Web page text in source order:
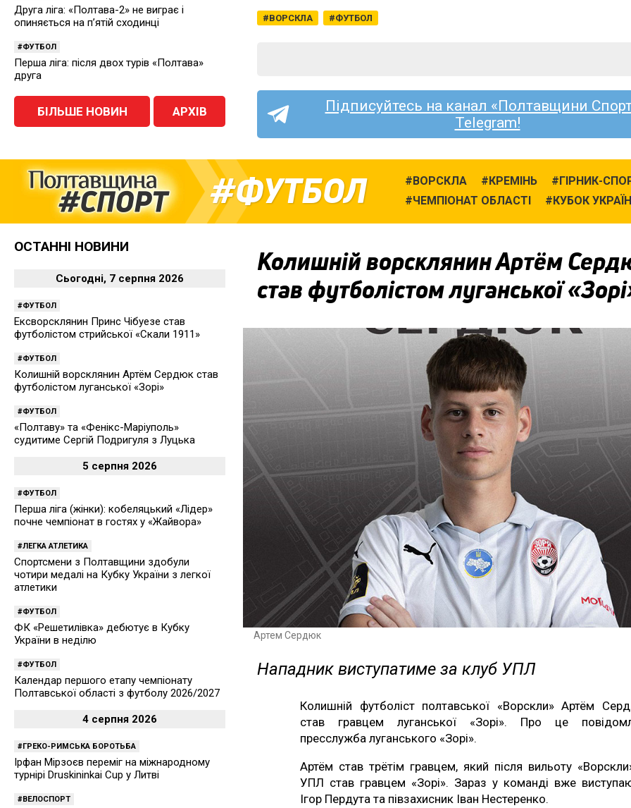
ВОРСКЛА ФУТБОЛ
Підписуйтесь на канал «Полтавщини
Telegram!
Друга ліга: «Полтава-2» не виграє і
опиняється на п’ятій сходинці
ФУТБОЛ
Перша ліга: після двох турів «Полтава»
друга
БІЛЬШЕ НОВИН АРХІВ
ФУТБОЛ ВОРСКЛА КРЕМІНЬ
ГІРНИК-
ЧЕМПІОНАТ ОБЛАСТІ
КУБОК
Колишній ворсклянин Артём
став футболістом луганської
Артем Сердюк
Нападник виступатиме за клуб УПЛ
Колишній футболіст полтавської «Ворскли» Артём
став гравцем луганської «Зорі». Про це
пресслужба луганського «Зорі».
Артём став трётім гравцем, який після вильоту
УПЛ став гравцем «Зорі». Зараз у команді вже
Ігор Пердута та півзахисник Іван Нестеренко.
ОСТАННІ НОВИНИ
Сьогодні, 7 серпня 2026
ФУТБОЛ
Ексворсклянин Принс Чібуезе став
футболістом стрийської «Скали 1911»
ФУТБОЛ
Колишній ворсклянин Артём Сердюк став
футболістом луганської «Зорі»
ФУТБОЛ
«Полтаву» та «Фенікс-Маріуполь»
судитиме Сергій Подригуля з Луцька
5 серпня 2026
ФУТБОЛ
Перша ліга (жінки): кобеляцький «Лідер»
почне чемпіонат в гостях у «Жайвора»
ЛЕГКА АТЛЕТИКА
Спортсмени з Полтавщини здобули
чотири медалі на Кубку України з легкої
атлетики
ФУТБОЛ
ФК «Решетилівка» дебютує в Кубку
України в неділю
ФУТБОЛ
Календар першого етапу чемпіонату
Полтавської області з футболу 2026/2027
4 серпня 2026
ГРЕКО-РИМСЬКА БОРОТЬБА
Ірфан Мірзоєв переміг на міжнародному
турнірі Druskininkai Cup у Литві
ВЕЛОСПОРТ